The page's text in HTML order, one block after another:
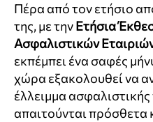
Πέρα από τον ετήσιο
της, με τηνΕτήσια
Ασφαλιστικών
εκπέμπει ένα σαφές
χώρα εξακολουθεί να
έλλειμμα
απαιτούνται πρόσθετα